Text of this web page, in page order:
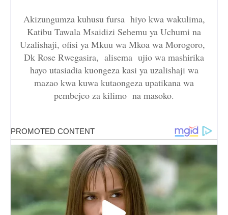
Akizungumza kuhusu fursa hiyo kwa wakulima,
Katibu Tawala Msaidizi Sehemu ya Uchumi na
Uzalishaji, ofisi ya Mkuu wa Mkoa wa Morogoro,
Dk Rose Rwegasira, alisema ujio wa mashirika
hayo utasiadia kuongeza kasi ya uzalishaji wa
mazao kwa kuwa kutaongeza upatikana wa
pembejeo za kilimo na masoko.